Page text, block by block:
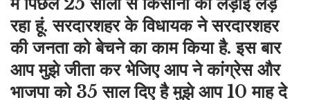
रहा हूं. सरदारशहर के विधायक ने सरदारशहर
की जनता को बेचने का काम किया है. इस बार
आप मुझे जीता कर भेजिए आप ने कांग्रेस और
भाजपा को 35 साल दिए है मुझे आप 10 माह दे